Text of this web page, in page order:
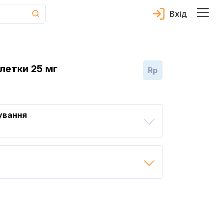
Вхід
25 мг Rp